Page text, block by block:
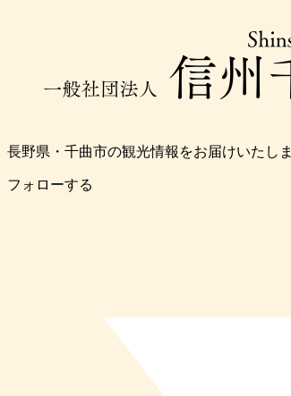
長野県・千曲市の観光情報をお届けいたしま
フォローする